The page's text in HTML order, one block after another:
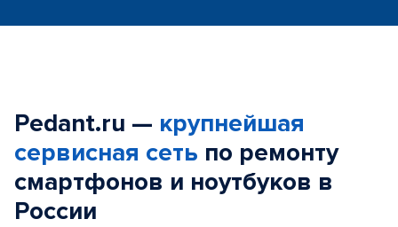
Pedant.ru — крупнейшая
сервисная сеть по ремонту
смартфонов и ноутбуков в
России